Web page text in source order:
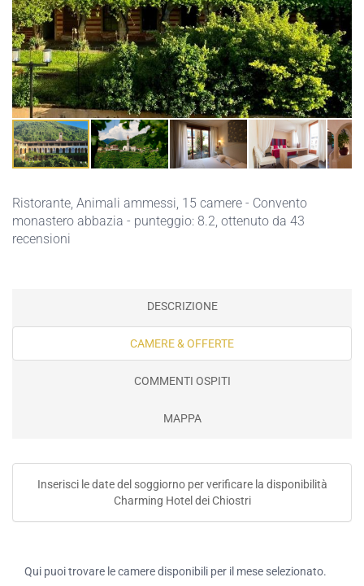
Ristorante, Animali ammessi, 15 camere - Convento
monastero abbazia - punteggio: 8.2, ottenuto da 43
recensioni
DESCRIZIONE
CAMERE & OFFERTE
COMMENTI OSPITI
MAPPA
Inserisci le date del soggiorno per verificare la disponibilità
Charming Hotel dei Chiostri
Qui puoi trovare le camere disponibili per il mese selezionato.